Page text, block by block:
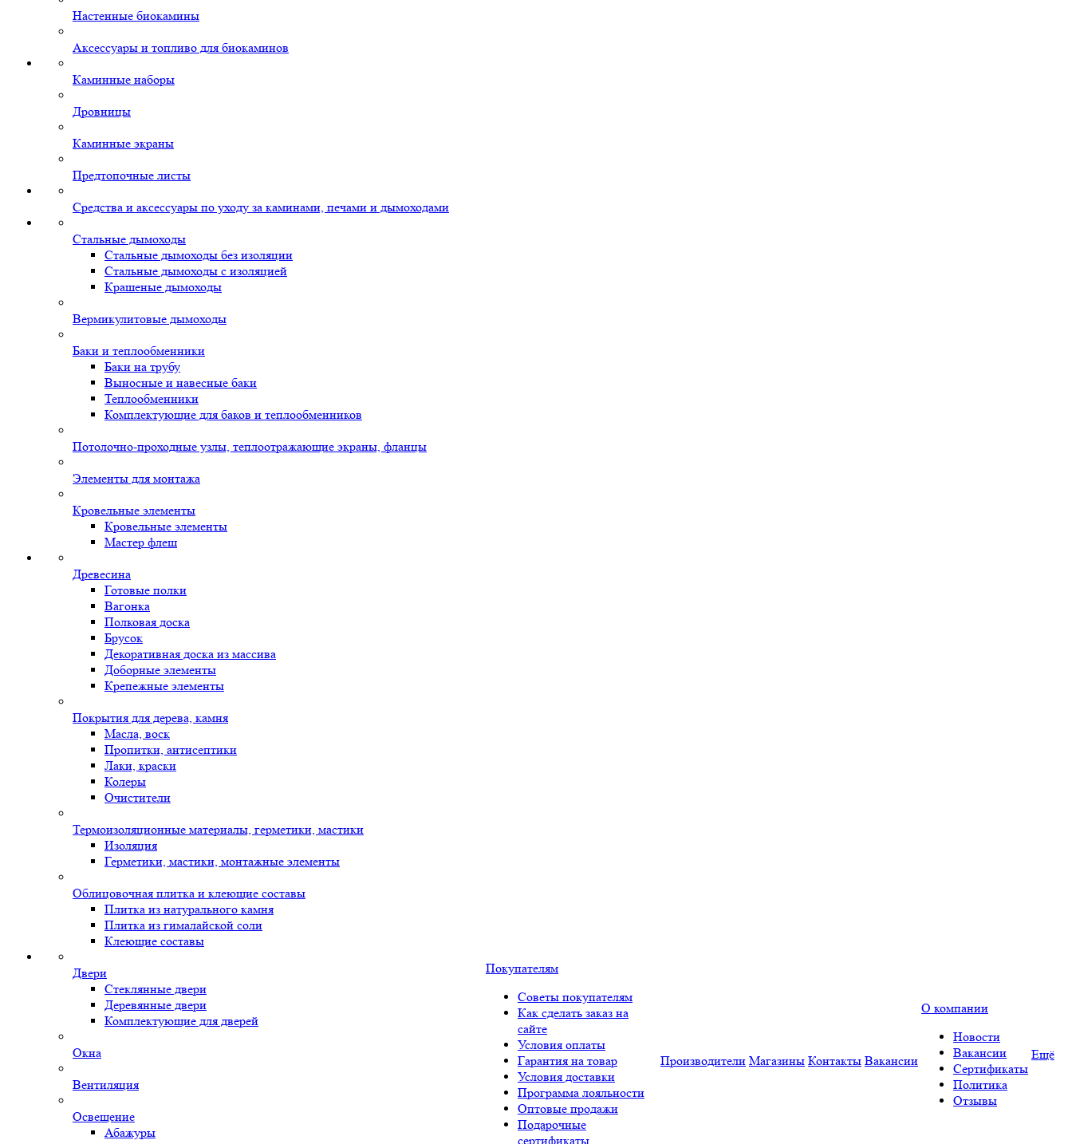
Настенные биокамины
Аксессуары и топливо для биокаминов
Каминные наборы
Дровницы
Каминные экраны
Предтопочные листы
Средства и аксессуары по уходу за каминами, печами и дымоходами
Стальные дымоходы
Стальные дымоходы без изоляции
Стальные дымоходы с изоляцией
Крашеные дымоходы
Вермикулитовые дымоходы
Баки и теплообменники
Баки на трубу
Выносные и навесные баки
Теплообменники
Комплектующие для баков и теплообменников
Потолочно-проходные узлы, теплоотражающие экраны, фланцы
Элементы для монтажа
Кровельные элементы
Кровельные элементы
Мастер флеш
Древесина
Готовые полки
Вагонка
Полковая доска
Брусок
Декоративная доска из массива
Доборные элементы
Крепежные элементы
Покрытия для дерева, камня
Масла, воск
Пропитки, антисептики
Лаки, краски
Колеры
Очистители
Термоизоляционные материалы, герметики, мастики
Изоляция
Герметики, мастики, монтажные элементы
Облицовочная плитка и клеющие составы
Плитка из натурального камня
Плитка из гималайской соли
Клеющие составы
Двери
Стеклянные двери
Деревянные двери
Комплектующие для дверей
Окна
Вентиляция
Освещение
Абажуры
Покупателям
Советы покупателям
Как сделать заказ на
сайте
Условия оплаты
Гарантия на товар
Условия доставки
Программа лояльности
Оптовые продажи
Подарочные
сертификаты
Производители Магазины Контакты Вакансии
О компании
Новости
Вакансии
Сертификаты
Политика
Отзывы
Ещё